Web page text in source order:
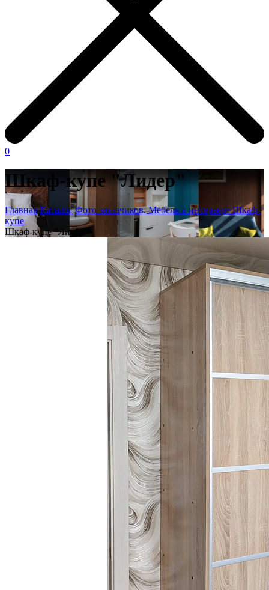
0
Шкаф-купе "Лидер"
Главная Каталог Фото заказчиков. Мебель в интерьереШкаф-
купе
Шкаф-купе "Лидер"